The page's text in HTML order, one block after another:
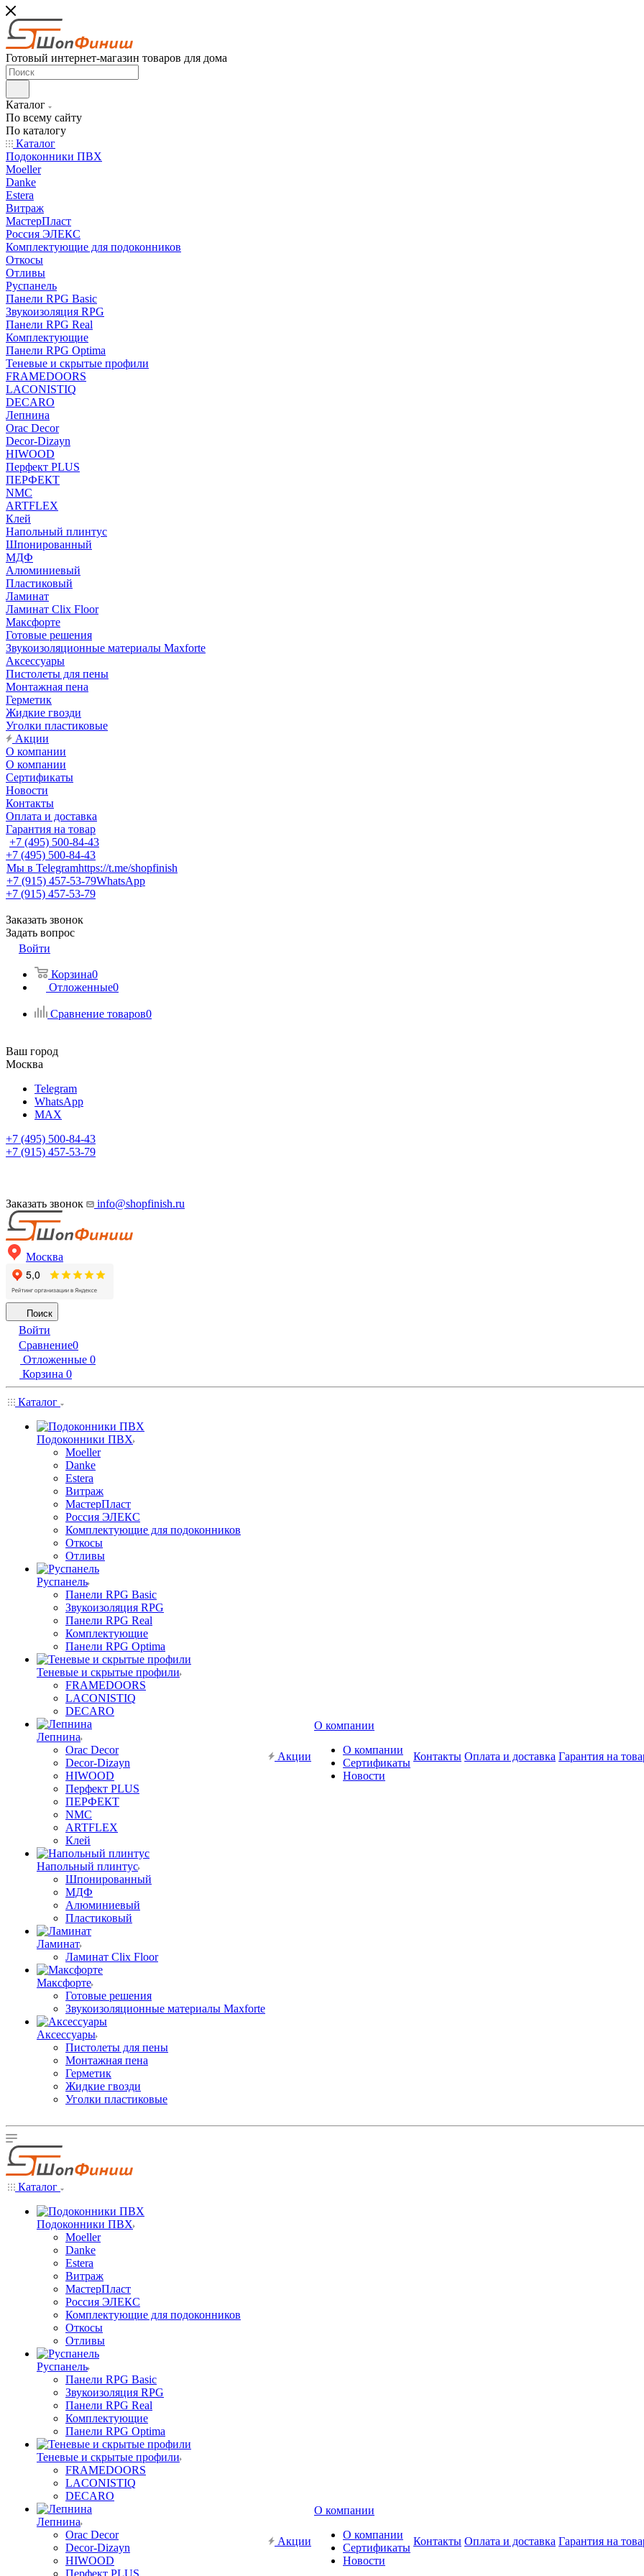
Готовый интернет-магазин товаров для дома
Каталог
По всему сайту
По каталогу
Каталог
Подоконники ПВХ
Moeller
Danke
Estera
Витраж
МастерПласт
Россия ЭЛЕКС
Комплектующие для подоконников
Откосы
Отливы
Руспанель
Панели RPG Basic
Звукоизоляция RPG
Панели RPG Real
Комплектующие
Панели RPG Optima
Теневые и скрытые профили
FRAMEDOORS
LACONISTIQ
DECARO
Лепнина
Orac Decor
Decor-Dizayn
HIWOOD
Перфект PLUS
ПЕРФЕКТ
NMC
ARTFLEX
Клей
Напольный плинтус
Шпонированный
МДФ
Алюминиевый
Пластиковый
Ламинат
Ламинат Clix Floor
Максфорте
Готовые решения
Звукоизоляционные материалы Maxforte
Аксессуары
Пистолеты для пены
Монтажная пена
Герметик
Жидкие гвозди
Уголки пластиковые
Акции
О компании
О компании
Сертификаты
Новости
Контакты
Оплата и доставка
Гарантия на товар
+7 (495) 500-84-43
+7 (495) 500-84-43
Мы в Telegramhttps://t.me/shopfinish
+7 (915) 457-53-79WhatsApp
+7 (915) 457-53-79
Заказать звонок
Задать вопрос
Войти
Корзина0
Отложенные0
Сравнение товаров0
Ваш город
Москва
Telegram
WhatsApp
MAX
+7 (495) 500-84-43
+7 (915) 457-53-79
Заказать звонок info@shopfinish.ru
Москва
Поиск
Войти
Сравнение0
Отложенные 0
Корзина 0
Каталог
Подоконники ПВХ
Moeller
Danke
Estera
Витраж
МастерПласт
Россия ЭЛЕКС
Комплектующие для подоконников
Откосы
Отливы
Руспанель
Панели RPG Basic
Звукоизоляция RPG
Панели RPG Real
Комплектующие
Панели RPG Optima
Теневые и скрытые профили
FRAMEDOORS
LACONISTIQ
DECARO
Лепнина
Orac Decor
Decor-Dizayn
HIWOOD
Перфект PLUS
ПЕРФЕКТ
NMC
ARTFLEX
Клей
Напольный плинтус
Шпонированный
МДФ
Алюминиевый
Пластиковый
Ламинат
Ламинат Clix Floor
Максфорте
Готовые решения
Звукоизоляционные материалы Maxforte
Аксессуары
Пистолеты для пены
Монтажная пена
Герметик
Жидкие гвозди
Уголки пластиковые
Акции
О компании
О компании
Сертификаты
Новости
Контакты Оплата и доставка Гарантия на
Каталог
Подоконники ПВХ
Moeller
Danke
Estera
Витраж
МастерПласт
Россия ЭЛЕКС
Комплектующие для подоконников
Откосы
Отливы
Руспанель
Панели RPG Basic
Звукоизоляция RPG
Панели RPG Real
Комплектующие
Панели RPG Optima
Теневые и скрытые профили
FRAMEDOORS
LACONISTIQ
DECARO
Лепнина
Orac Decor
Decor-Dizayn
HIWOOD
Перфект PLUS
Акции
О компании
О компании
Сертификаты
Новости
Контакты Оплата и доставка Гарантия на